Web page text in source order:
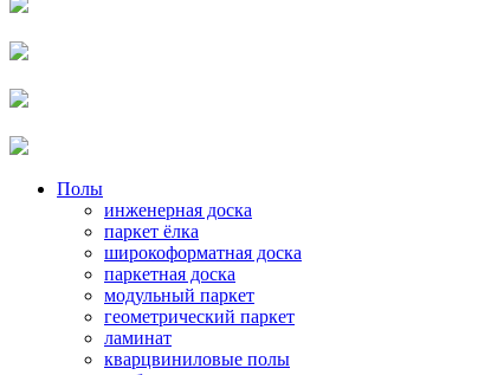
Полы
инженерная доска
паркет ёлка
широкоформатная доска
паркетная доска
модульный паркет
геометрический паркет
ламинат
кварцвиниловые полы